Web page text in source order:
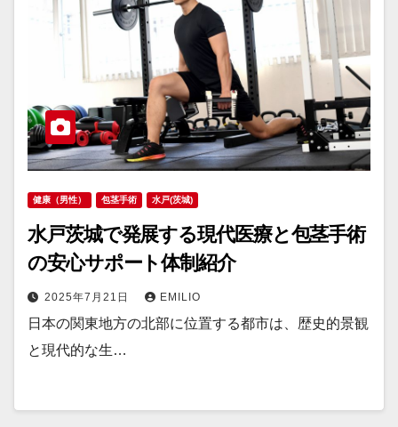
健康（男性） 包茎手術 水戸(茨城)
水戸茨城で発展する現代医療と包茎手術
の安心サポート体制紹介
2025年7月21日 EMILIO
日本の関東地方の北部に位置する都市は、歴史的景観
と現代的な生…